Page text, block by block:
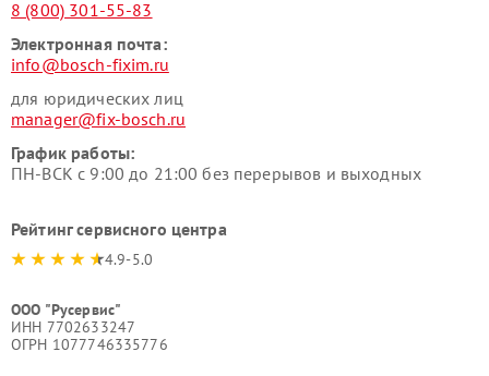
8 (800) 301-55-83
Электронная почта:
info@bosch-fixim.ru
для юридических лиц
manager@fix-bosch.ru
График работы:
ПН-ВСК с 9:00 до 21:00 без перерывов и выходных
Рейтинг сервисного центра
4.9-5.0
ООО "Русервис"
ИНН 7702633247
ОГРН 1077746335776